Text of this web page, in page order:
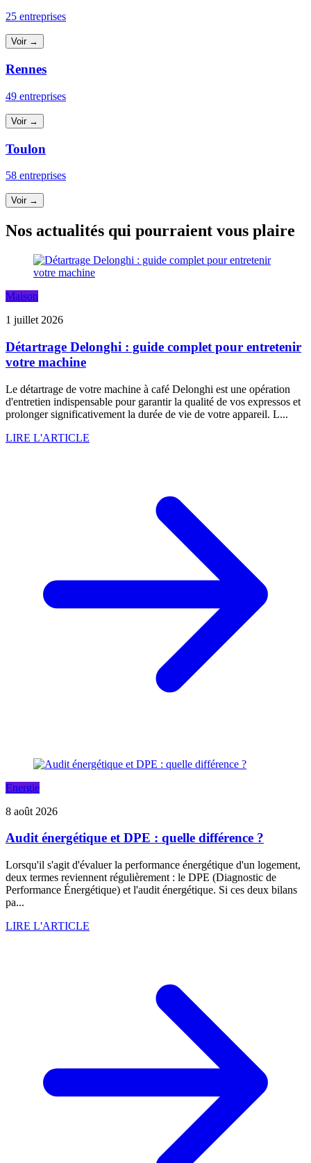
25 entreprises
Voir →
Rennes
49 entreprises
Voir →
Toulon
58 entreprises
Voir →
Nos actualités qui pourraient vous plaire
Maison
1 juillet 2026
Détartrage Delonghi : guide complet pour entretenir
votre machine
Le détartrage de votre machine à café Delonghi est une opération
d'entretien indispensable pour garantir la qualité de vos expressos et
prolonger significativement la durée de vie de votre appareil. L...
LIRE L'ARTICLE
Energie
8 août 2026
Audit énergétique et DPE : quelle différence ?
Lorsqu'il s'agit d'évaluer la performance énergétique d'un logement,
deux termes reviennent régulièrement : le DPE (Diagnostic de
Performance Énergétique) et l'audit énergétique. Si ces deux bilans
pa...
LIRE L'ARTICLE